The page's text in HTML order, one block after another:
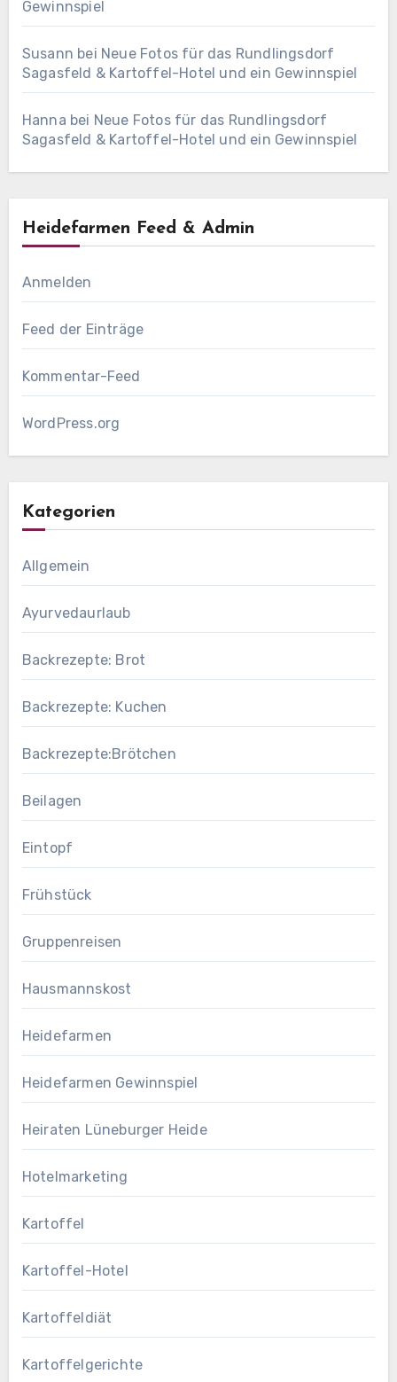
Gewinnspiel
Susann bei Neue Fotos für das Rundlingsdorf
Sagasfeld & Kartoffel-Hotel und ein Gewinnspiel
Hanna bei Neue Fotos für das Rundlingsdorf
Sagasfeld & Kartoffel-Hotel und ein Gewinnspiel
Heidefarmen Feed & Admin
Anmelden
Feed der Einträge
Kommentar-Feed
WordPress.org
Kategorien
Allgemein
Ayurvedaurlaub
Backrezepte: Brot
Backrezepte: Kuchen
Backrezepte:Brötchen
Beilagen
Eintopf
Frühstück
Gruppenreisen
Hausmannskost
Heidefarmen
Heidefarmen Gewinnspiel
Heiraten Lüneburger Heide
Hotelmarketing
Kartoffel
Kartoffel-Hotel
Kartoffeldiät
Kartoffelgerichte